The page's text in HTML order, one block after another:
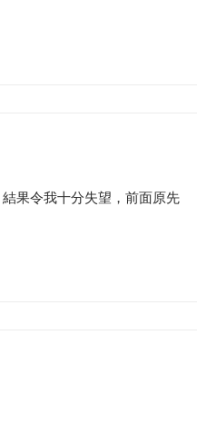
果令我十分失望，前面原先